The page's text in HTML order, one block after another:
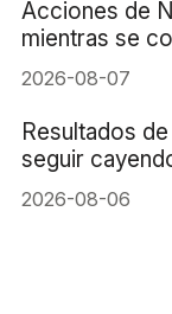
Acciones de
mientras se
2026-08-07
Resultados
seguir
un 16%?
2026-08-06